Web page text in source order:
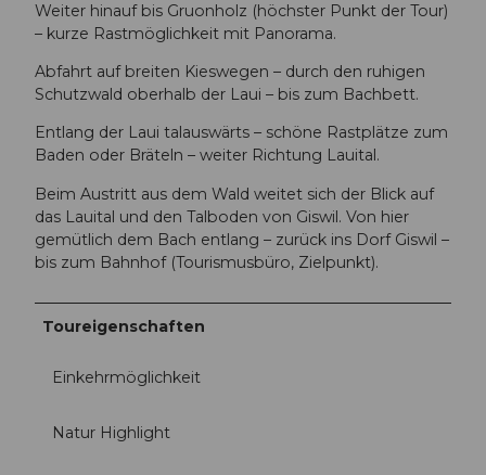
Weiter hinauf bis Gruonholz (höchster Punkt der Tour)
– kurze Rastmöglichkeit mit Panorama.
Abfahrt auf breiten Kieswegen – durch den ruhigen
Schutzwald oberhalb der Laui – bis zum Bachbett.
Entlang der Laui talauswärts – schöne Rastplätze zum
Baden oder Bräteln – weiter Richtung Lauital.
Beim Austritt aus dem Wald weitet sich der Blick auf
das Lauital und den Talboden von Giswil. Von hier
gemütlich dem Bach entlang – zurück ins Dorf Giswil –
bis zum Bahnhof (Tourismusbüro, Zielpunkt).
Toureigenschaften
Einkehrmöglichkeit
Natur Highlight